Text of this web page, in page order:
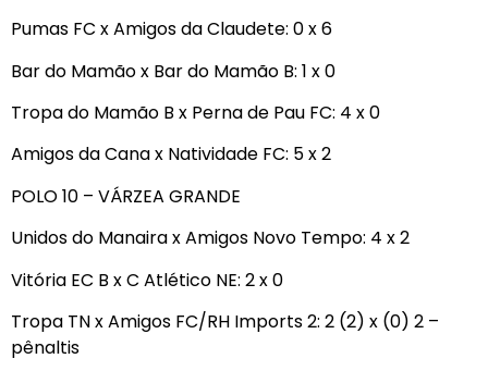
Pumas FC x Amigos da Claudete: 0 x 6
Bar do Mamão x Bar do Mamão B: 1 x 0
Tropa do Mamão B x Perna de Pau FC: 4 x 0
Amigos da Cana x Natividade FC: 5 x 2
POLO 10 – VÁRZEA GRANDE
Unidos do Manaira x Amigos Novo Tempo: 4 x 2
Vitória EC B x C Atlético NE: 2 x 0
Tropa TN x Amigos FC/RH Imports 2: 2 (2) x (0) 2 –
pênaltis